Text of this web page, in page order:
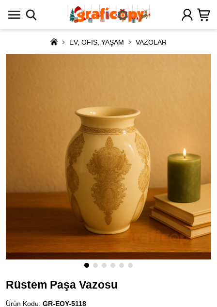
EV, OFİS, YAŞAM VAZOLAR
Rüstem Paşa Vazosu
Ürün Kodu: GR-EOY-5118